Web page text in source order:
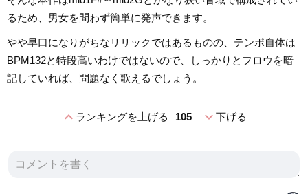
るため、男女を問わず簡単に発声できます。
やや早口になりがちなリリックではあるものの、テンポ自体は
BPM132と特段高いわけではないので、しっかりとフロウを暗
記していれば、問題なく歌えるでしょう。
expand_lessランキングを上げる 105 expand_more下げる